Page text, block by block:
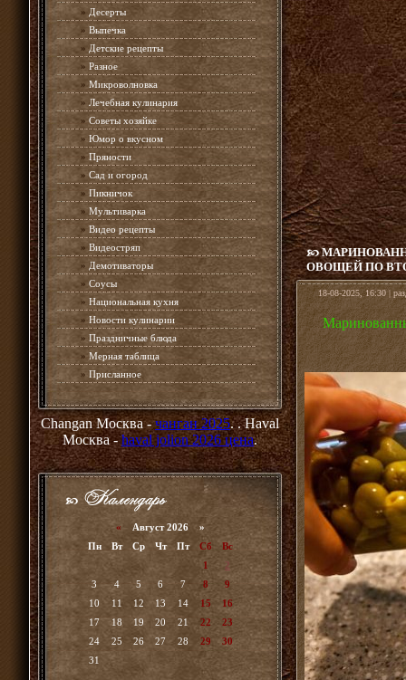
»Десерты
» Выпечка
» Детские рецепты
» Разное
» Микроволновка
» Лечебная кулинария
» Советы хозяйке
» Юмор о вкусном
» Пряности
» Сад и огород
» Пикничок
» Мультиварка
» Видео рецепты
» Видеостряп
» Демотиваторы
» Соусы
» Национальная кухня
» Новости кулинарии
» Праздничные блюда
» Мерная таблица
» Присланное
Changan Москва -чанган 2025. . Haval
Москва -haval jolion 2026 цена.
« Август 2026 »
Пн
Вт Ср Чт Пт Сб
Вс
1
2
3
4 5 6 7 8
9
10
11 12 13 14 15
16
17
18 19 20 21 22
23
24
25 26 27 28 29
30
31
ОВОЩЕЙ ПО
18-08-2025, 16:30 |